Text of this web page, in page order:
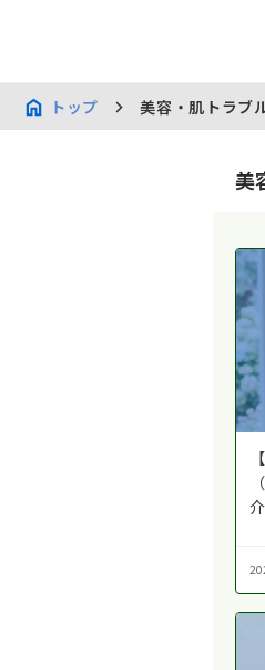
トップ 美容・肌トラブ
美